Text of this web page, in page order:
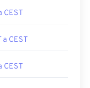
CEST
a CEST
CEST